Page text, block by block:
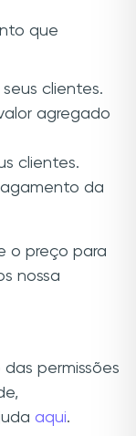
que
clientes.
agregado
clientes.
da
o preço para
nossa
permissões
aqui.